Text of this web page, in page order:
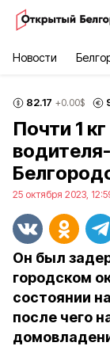
Новости
82.17 +0.00$
Почти 1
25 октября 2023,
Он был
городском
состоянии
после чего